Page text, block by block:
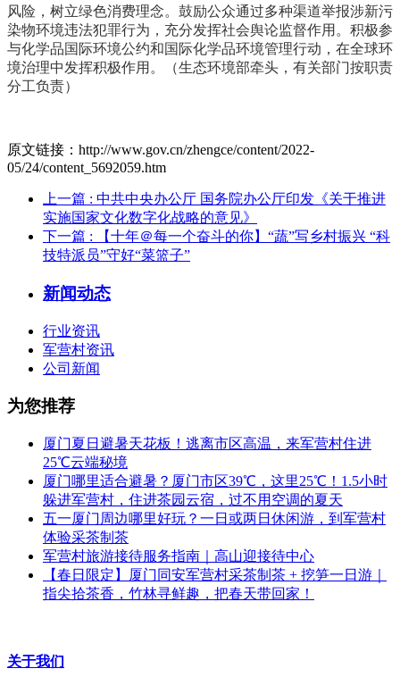
风险，树立绿色消费理念。鼓励公众通过多种渠道举报涉新污
染物环境违法犯罪行为，充分发挥社会舆论监督作用。积极参
与化学品国际环境公约和国际化学品环境管理行动，在全球环
境治理中发挥积极作用。
（生态环境部牵头，有关部门按职责
分工负责）
原文链接：http://www.gov.cn/zhengce/content/2022-
05/24/content_5692059.htm
上一篇 : 中共中央办公厅 国务院办公厅印发《关于推进
实施国家文化数字化战略的意见》
下一篇 : 【十年＠每一个奋斗的你】“蔬”写乡村振兴 “科
技特派员”守好“菜篮子”
新闻动态
行业资讯
军营村资讯
公司新闻
为您推荐
厦门夏日避暑天花板！逃离市区高温，来军营村住进
25℃云端秘境
厦门哪里适合避暑？厦门市区39℃，这里25℃！1.5小时
躲进军营村，住进茶园云宿，过不用空调的夏天
五一厦门周边哪里好玩？一日或两日休闲游，到军营村
体验采茶制茶
军营村旅游接待服务指南｜高山迎接待中心
【春日限定】厦门同安军营村采茶制茶 + 挖笋一日游｜
指尖拾茶香，竹林寻鲜趣，把春天带回家！
关于我们